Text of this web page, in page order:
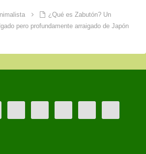
¿Qué es Zabutón? Un
pero profundamente arraigado de Japón